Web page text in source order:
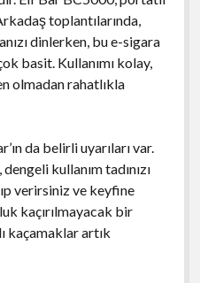
toplantılarında,
dinlerken, bu e-sigara
basit. Kullanımı kolay,
olmadan rahatlıkla
da belirli uyarıları var.
kullanım tadınızı
verirsiniz ve keyfine
kaçırılmayacak bir
kaçamaklar artık